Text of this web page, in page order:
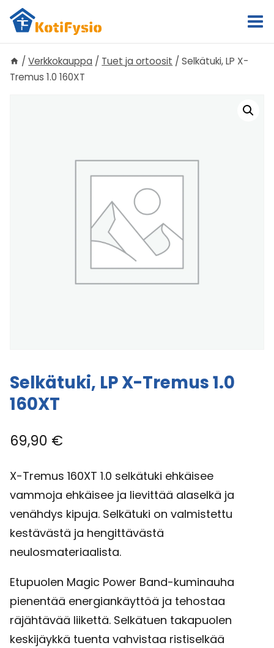
Siirry
sisältöön
/ Verkkokauppa / Tuet ja ortoosit / Selkätuki, LP X-
Tremus 1.0 160XT
Selkätuki, LP X-Tremus 1.0
160XT
69,90 €
X-Tremus 160XT 1.0 selkätuki ehkäisee
vammoja ehkäisee ja lievittää alaselkä ja
venähdys kipuja. Selkätuki on valmistettu
kestävästä ja hengittävästä
neulosmateriaalista.
Etupuolen Magic Power Band-kuminauha
pienentää energiankäyttöä ja tehostaa
räjähtävää liikettä. Selkätuen takapuolen
keskijäykkä tuenta vahvistaa ristiselkää